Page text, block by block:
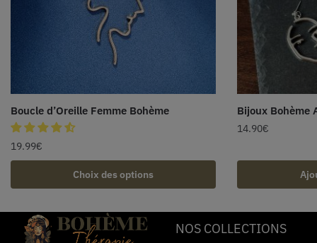
Boucle d’Oreille Femme Bohème
19.99€
Choix des options
Bijoux Bohème
14.90€
NOS COLLECTIONS